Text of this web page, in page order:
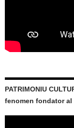
PATRIMONIU
fenomen fondator al